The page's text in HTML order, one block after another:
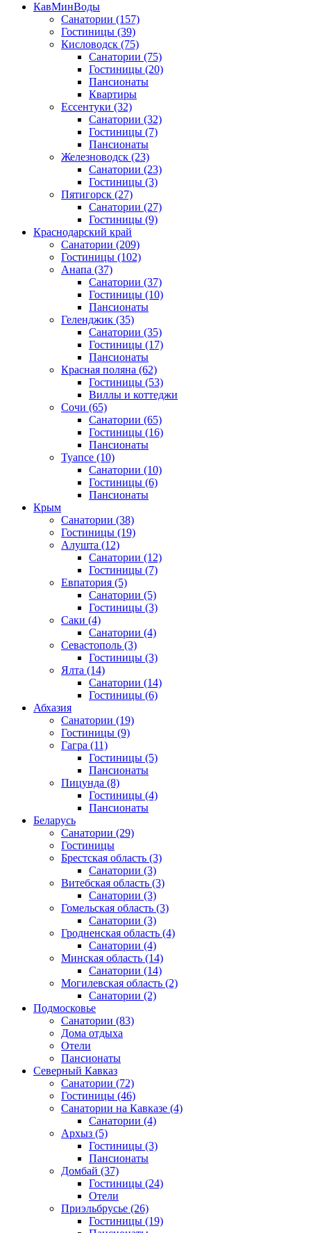
КавМинВоды
Санатории (157)
Гостиницы (39)
Кисловодск (75)
Санатории (75)
Гостиницы (20)
Пансионаты
Квартиры
Ессентуки (32)
Санатории (32)
Гостиницы (7)
Пансионаты
Железноводск (23)
Санатории (23)
Гостиницы (3)
Пятигорск (27)
Санатории (27)
Гостиницы (9)
Краснодарский край
Санатории (209)
Гостиницы (102)
Анапа (37)
Санатории (37)
Гостиницы (10)
Пансионаты
Геленджик (35)
Санатории (35)
Гостиницы (17)
Пансионаты
Красная поляна (62)
Гостиницы (53)
Виллы и коттеджи
Сочи (65)
Санатории (65)
Гостиницы (16)
Пансионаты
Туапсе (10)
Санатории (10)
Гостиницы (6)
Пансионаты
Крым
Санатории (38)
Гостиницы (19)
Алушта (12)
Санатории (12)
Гостиницы (7)
Евпатория (5)
Санатории (5)
Гостиницы (3)
Саки (4)
Санатории (4)
Севастополь (3)
Гостиницы (3)
Ялта (14)
Санатории (14)
Гостиницы (6)
Абхазия
Санатории (19)
Гостиницы (9)
Гагра (11)
Гостиницы (5)
Пансионаты
Пицунда (8)
Гостиницы (4)
Пансионаты
Беларусь
Санатории (29)
Гостиницы
Брестская область (3)
Санатории (3)
Витебская область (3)
Санатории (3)
Гомельская область (3)
Санатории (3)
Гродненская область (4)
Санатории (4)
Минская область (14)
Санатории (14)
Могилевская область (2)
Санатории (2)
Подмосковье
Санатории (83)
Дома отдыха
Отели
Пансионаты
Северный Кавказ
Санатории (72)
Гостиницы (46)
Санатории на Кавказе (4)
Санатории (4)
Архыз (5)
Гостиницы (3)
Пансионаты
Домбай (37)
Гостиницы (24)
Отели
Приэльбрусье (26)
Гостиницы (19)